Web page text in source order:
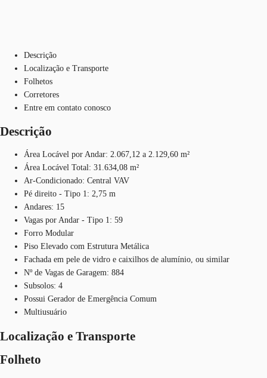
Descrição
Localização e Transporte
Folhetos
Corretores
Entre em contato conosco
Descrição
Área Locável por Andar: 2.067,12 a 2.129,60 m²
Área Locável Total: 31.634,08 m²
Ar-Condicionado: Central VAV
Pé direito - Tipo 1: 2,75 m
Andares: 15
Vagas por Andar - Tipo 1: 59
Forro Modular
Piso Elevado com Estrutura Metálica
Fachada em pele de vidro e caixilhos de alumínio, ou similar
Nº de Vagas de Garagem: 884
Subsolos: 4
Possui Gerador de Emergência Comum
Multiusuário
Localização e Transporte
Folheto